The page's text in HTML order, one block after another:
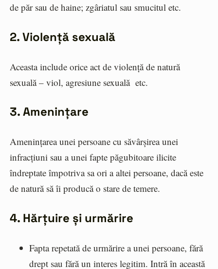
de păr sau de haine; zgâriatul sau smucitul etc.
2. Violență sexuală
Aceasta include orice act de violență de natură
sexuală – viol, agresiune sexuală etc.
3. Amenințare
Amenințarea unei persoane cu săvârșirea unei
infracțiuni sau a unei fapte păgubitoare ilicite
îndreptate împotriva sa ori a altei persoane, dacă este
de natură să îi producă o stare de temere.
4. Hărțuire și urmărire
Fapta repetată de urmărire a unei persoane, fără
drept sau fără un interes legitim. Intră în această